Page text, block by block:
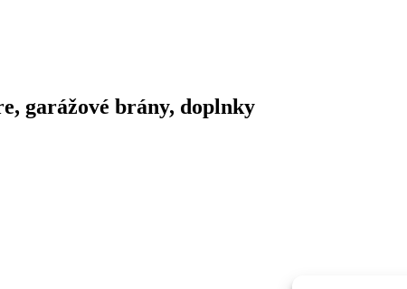
garážové brány, doplnky